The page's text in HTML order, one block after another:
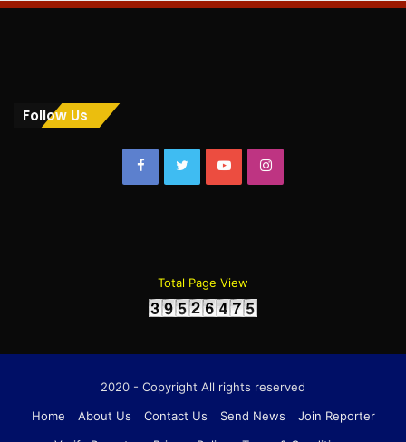
Follow Us
FacebookTwitterYouTubeInstagram
Total Page View
2020 - Copyright All rights reserved
Home
About Us Contact Us Send News
Join Reporter